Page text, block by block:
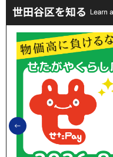
世田谷区を知る
前のスライドを表示